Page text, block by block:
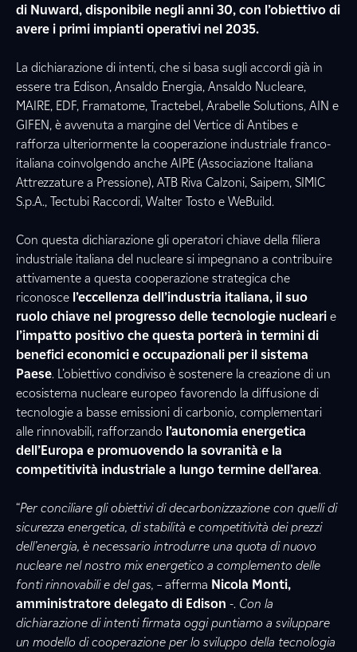
di Nuward, disponibile negli anni 30, con l’obiettivo di
avere i primi impianti operativi nel 2035.
La dichiarazione di intenti, che si basa sugli accordi già in
essere tra Edison, Ansaldo Energia, Ansaldo Nucleare,
MAIRE, EDF, Framatome, Tractebel, Arabelle Solutions, AIN e
GIFEN, è avvenuta a margine del Vertice di Antibes e
rafforza ulteriormente la cooperazione industriale franco-
italiana coinvolgendo anche AIPE (Associazione Italiana
Attrezzature a Pressione), ATB Riva Calzoni, Saipem, SIMIC
S.p.A., Tectubi Raccordi, Walter Tosto e WeBuild.
Con questa dichiarazione gli operatori chiave della filiera
industriale italiana del nucleare si impegnano a contribuire
attivamente a questa cooperazione strategica che
riconosce l’eccellenza dell’industria italiana, il suo
ruolo chiave nel progresso delle tecnologie nucleari e
l’impatto positivo che questa porterà in termini di
benefici economici e occupazionali per il sistema
Paese. L’obiettivo condiviso è sostenere la creazione di un
ecosistema nucleare europeo favorendo la diffusione di
tecnologie a basse emissioni di carbonio, complementari
alle rinnovabili, rafforzando l’autonomia energetica
dell’Europa e promuovendo la sovranità e la
competitività industriale a lungo termine dell’area.
“Per conciliare gli obiettivi di decarbonizzazione con quelli di
sicurezza energetica, di stabilità e competitività dei prezzi
dell’energia, è necessario introdurre una quota di nuovo
nucleare nel nostro mix energetico a complemento delle
fonti rinnovabili e del gas, – afferma Nicola Monti,
amministratore delegato di Edison -. Con la
dichiarazione di intenti firmata oggi puntiamo a sviluppare
un modello di cooperazione per lo sviluppo della tecnologia